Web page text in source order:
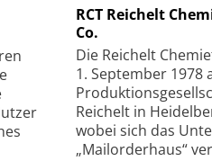
RCT Reichelt
Co.
Die Reichelt
1. September 1978
Reichelt in
wobei sich das
„Mailorderhaus“